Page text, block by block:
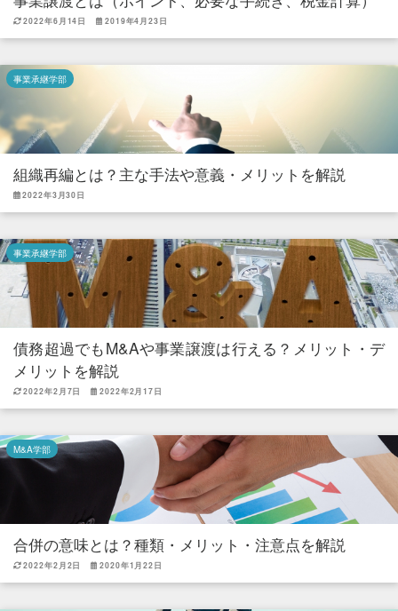
2022年6月14日 2019年4月23日
事業承継学部
組織再編とは？主な手法や意義・メリットを解説
2022年3月30日
事業承継学部
債務超過でもM&Aや事業譲渡は行える？メリット・デ
メリットを解説
2022年2月7日 2022年2月17日
M&A学部
合併の意味とは？種類・メリット・注意点を解説
2022年2月2日 2020年1月22日